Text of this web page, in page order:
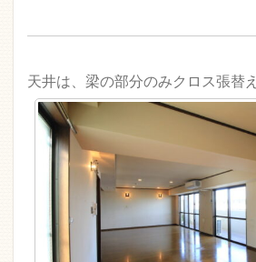
天井は、梁の部分のみクロス張替え